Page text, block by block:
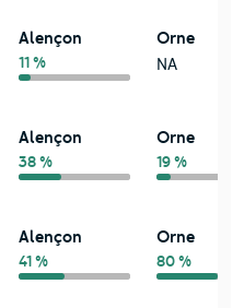
Alençon
11 %
Orne
NA
Alençon
38 %
Orne
19 %
Alençon
41 %
Orne
80 %